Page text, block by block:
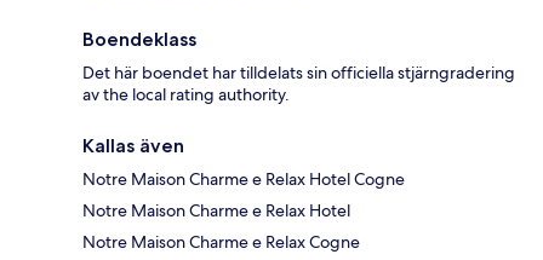
Boendeklass
Det här boendet har tilldelats sin officiella stjärngradering
av the local rating authority.
Kallas även
Notre Maison Charme e Relax Hotel Cogne
Notre Maison Charme e Relax Hotel
Notre Maison Charme e Relax Cogne